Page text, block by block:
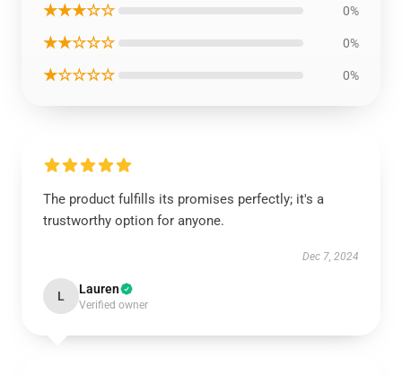
★★★☆☆ 0%
★★☆☆☆ 0%
★☆☆☆☆ 0%
The product fulfills its promises perfectly; it's a
trustworthy option for anyone.
Dec 7, 2024
L Lauren
Verified owner